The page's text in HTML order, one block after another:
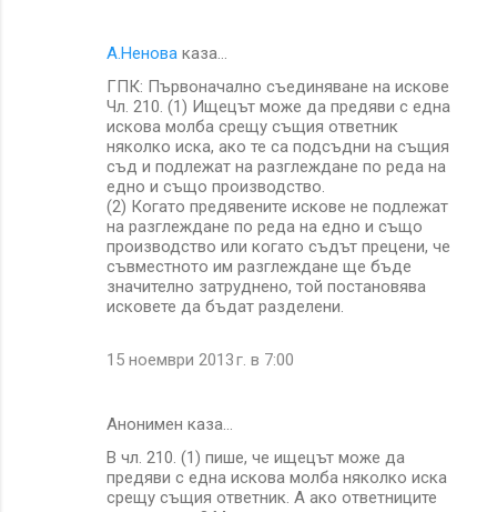
А.Ненова каза…
ГПК: Първоначално съединяване на искове
Чл. 210. (1) Ищецът може да предяви с една
искова молба срещу същия ответник
няколко иска, ако те са подсъдни на същия
съд и подлежат на разглеждане по реда на
едно и също производство.
(2) Когато предявените искове не подлежат
на разглеждане по реда на едно и също
производство или когато съдът прецени, че
съвместното им разглеждане ще бъде
значително затруднено, той постановява
исковете да бъдат разделени.
15 ноември 2013 г. в 7:00
Анонимен каза…
В чл. 210. (1) пише, че ищецът може да
предяви с една искова молба няколко иска
срещу същия ответник. А ако ответниците